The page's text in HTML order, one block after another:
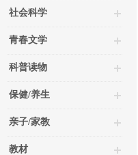
社会科学
青春文学
科普读物
保健/养生
亲子/家教
教材